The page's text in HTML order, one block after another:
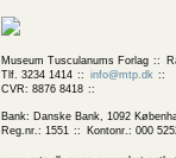
Museum Tusculanums Forlag
Tlf. 3234 1414
info@mtp.dk
CVR: 8876 8418
Bank: Danske Bank, 1092
Reg.nr.: 1551
Kontonr.: 000